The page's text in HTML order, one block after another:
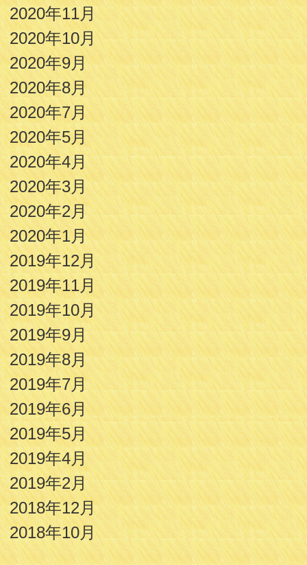
2020年11月
2020年10月
2020年9月
2020年8月
2020年7月
2020年5月
2020年4月
2020年3月
2020年2月
2020年1月
2019年12月
2019年11月
2019年10月
2019年9月
2019年8月
2019年7月
2019年6月
2019年5月
2019年4月
2019年2月
2018年12月
2018年10月